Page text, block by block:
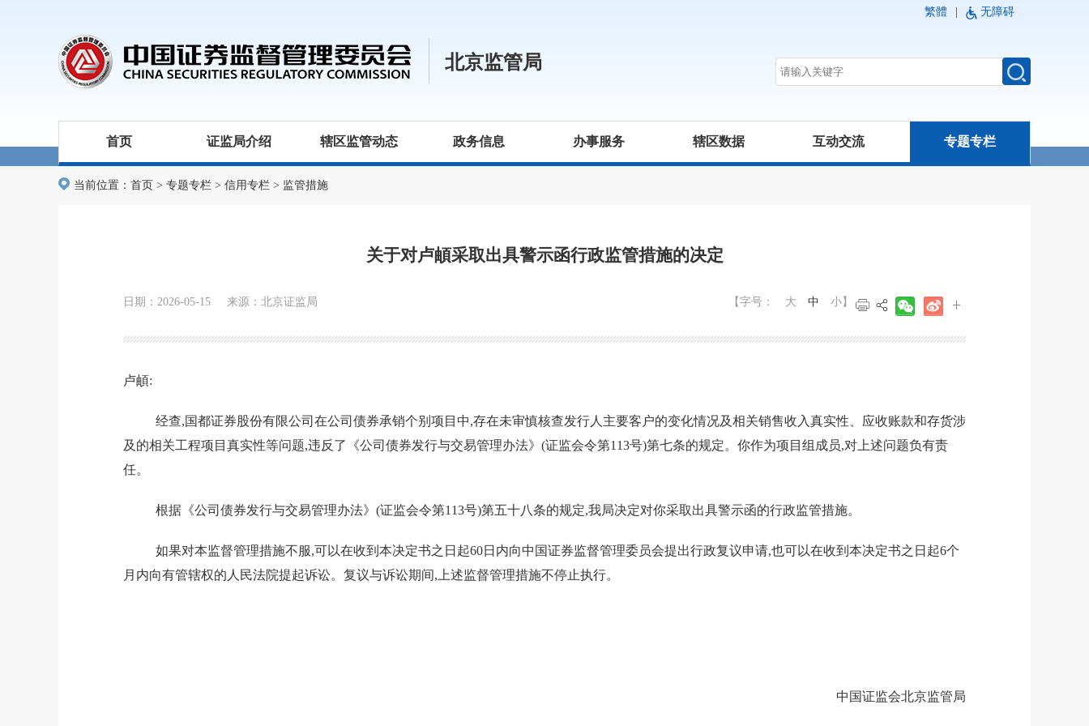
繁體 无障碍
北京监管局
首页 证监局介绍 辖区监管动态 政务信息 办事服务 辖区数据 互动交流 专题专栏
当前位置： 首页 > 专题专栏 > 信用专栏 > 监管措施
关于对卢頔采取出具警示函行政监管措施的决定
日期：2026-05-15 来源：北京证监局 【字号： 大 中 小 】
卢頔:
经查,国都证券股份有限公司在公司债券承销个别项目中,存在未审慎核查发行人主要客户的变化情况及相关销售收入真实性、应收账款和存货涉
及的相关工程项目真实性等问题,违反了《公司债券发行与交易管理办法》(证监会令第113号)第七条的规定。你作为项目 组成员,对上述问题负有责
任。
根据《公司债券发行与交易管理办法》(证监会令第113号)第五十八条的规定,我局决定对你采取出具警示函的行政监管措施。
如果对本监督管理措施不服,可以在收到本决定书之日起60日内向中国证券监督管理委员会提出行政复议申请,也可以在收到本决定书之日起6个
月内向有管辖权的人民法院提起诉讼。复议与诉讼期间,上述监督管理措施不停止执行。
中国证监会北京监管局